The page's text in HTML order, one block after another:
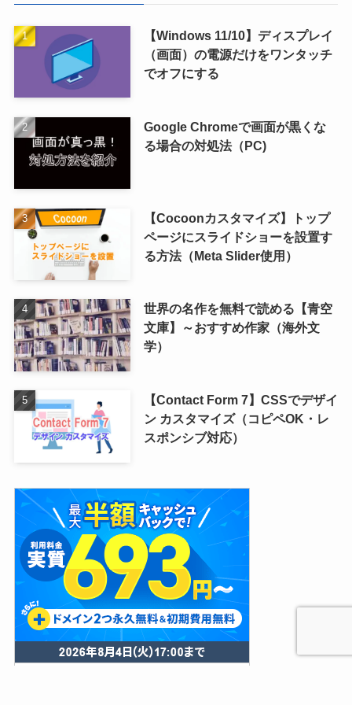
【Windows 11/10】ディスプレイ
（画面）の電源だけをワンタッチ
でオフにする
Google Chromeで画面が黒くな
る場合の対処法（PC)
【Cocoonカスタマイズ】トップ
ページにスライドショーを設置す
る方法（Meta Slider使用）
世界の名作を無料で読める【青空
文庫】～おすすめ作家（海外文
学）
【Contact Form 7】CSSでデザイ
ン カスタマイズ（コピペOK・レ
スポンシブ対応）